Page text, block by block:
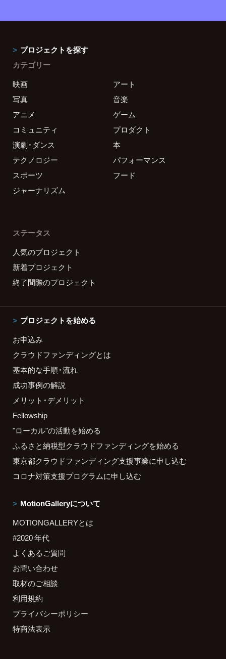
プロジェクトを探す
カテゴリー
映画
アート
写真
音楽
アニメ
ゲーム
コミュニティ
プロダクト
演劇・ダンス
本
テクノロジー
パフォーマンス
スポーツ
フード
ジャーナリズム
ステータス
人気のプロジェクト
新着プロジェクト
終了間際のプロジェクト
プロジェクトを始める
お申込み
クラウドファンディングとは
基本的な手順・流れ
成功事例の解説
メリット・デメリット
Fellowship
"ローカル"の活動を始める
ふるさと納税型クラウドファンディングを始める
東京都クラウドファンディング支援事業に申し込む
コロナ対策支援プログラムに申し込む
MotionGalleryについて
MOTIONGALLERYとは
#2020 年代
よくあるご質問
お問い合わせ
取材のご相談
利用規約
プライバシーポリシー
特商法表示